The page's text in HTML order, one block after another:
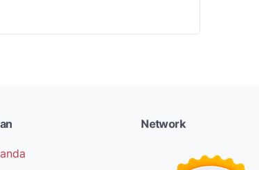
Network